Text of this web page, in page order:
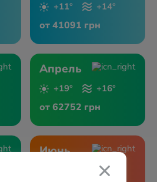
+11° +14°
от 41091 грн
Апрель
+19° +16°
от 62752 грн
Июнь
+23°